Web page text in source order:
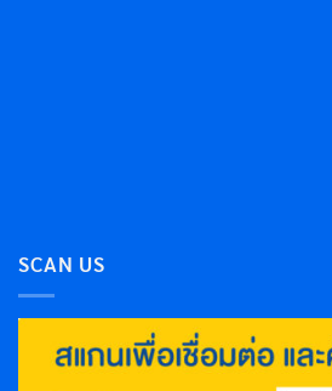
SCAN US